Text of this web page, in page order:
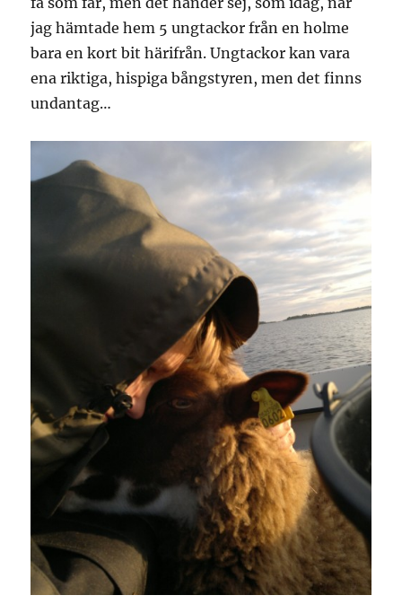
jag hämtade hem 5 ungtackor från en holme
bara en kort bit härifrån. Ungtackor kan vara
ena riktiga, hispiga bångstyren, men det finns
undantag…